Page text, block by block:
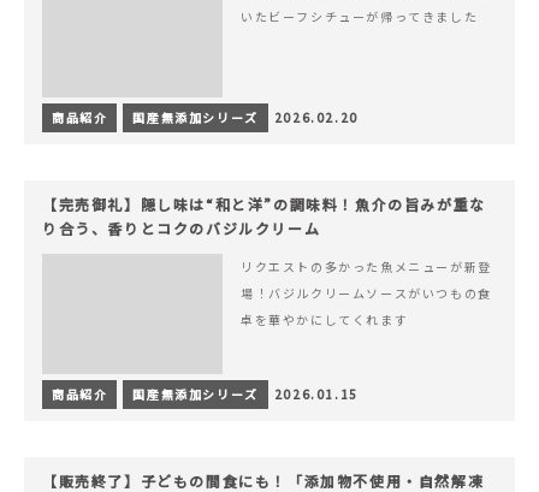
いたビーフシチューが帰ってきました
商品紹介 国産無添加シリーズ 2026.02.20
【完売御礼】隠し味は“和と洋”の調味料！魚介の旨みが重な
り合う、香りとコクのバジルクリーム
リクエストの多かった魚メニューが新登
場！バジルクリームソースがいつもの食
卓を華やかにしてくれます
商品紹介 国産無添加シリーズ 2026.01.15
【販売終了】子どもの間食にも！「添加物不使用・自然解凍